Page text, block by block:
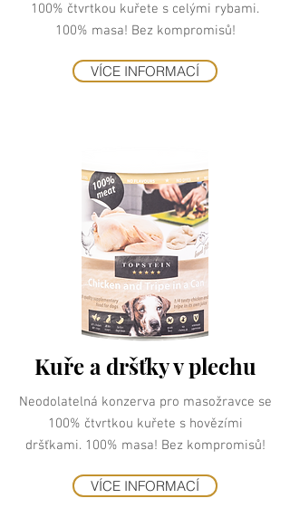
100% čtvrtkou kuřete s celými rybami.
100% masa! Bez kompromisů!
VÍCE INFORMACÍ
Kuře a dršťky v plechu
Neodolatelná konzerva pro masožravce se
100% čtvrtkou kuřete s hovězími
dršťkami. 100% masa! Bez kompromisů!
VÍCE INFORMACÍ